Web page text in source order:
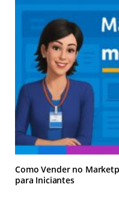
Como Vender no
para Iniciantes